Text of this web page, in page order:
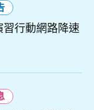
行動網路降速